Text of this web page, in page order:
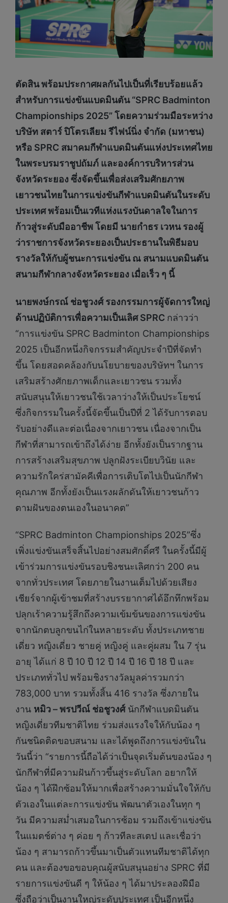
ตัดสิน พร้อมประกาศผลกันไปเป็นที่เรียบร้อยแล้ว
สำหรับการแข่งขันแบดมินตัน“SPRC Badminton
Championships 2025” โดยความร่วมมือระหว่าง
บริษัท สตาร์ ปิโตรเลียม รีไฟน์นิ่ง จำกัด (มหาชน)
หรือ SPRC สมาคมกีฬาแบดมินตันแห่งประเทศไทย
ในพระบรมราชูปถัมภ์ และองค์การบริหารส่วน
จังหวัดระยอง ซึ่งจัดขึ้นเพื่อส่งเสริมศักยภาพ
เยาวชนไทยในการแข่งขันกีฬาแบดมินตันในระดับ
ประเทศ พร้อมเป็นเวทีแห่งแรงบันดาลใจในการ
ก้าวสู่ระดับมืออาชีพ โดยมี นายกำธร เวหน รองผู้
ว่าราชการจังหวัดระยองเป็นประธานในพิธีมอบ
รางวัลให้กับผู้ชนะการแข่งขัน ณ สนามแบดมินตัน
สนามกีฬากลางจังหวัดระยอง เมื่อเร็ว ๆ นี้
นายพงษ์กรณ์ ช่อชูวงศ์ รองกรรมการผู้จัดการใหญ่
ด้านปฏิบัติการเพื่อความเป็นเลิศ SPRC กล่าวว่า
“การแข่งขัน SPRC Badminton Championships
2025 เป็นอีกหนึ่งกิจกรรมสำคัญประจำปีที่จัดทำ
ขึ้น โดยสอดคล้องกับนโยบายของบริษัทฯ ในการ
เสริมสร้างศักยภาพเด็กและเยาวชน รวมทั้ง
สนับสนุนให้เยาวชนใช้เวลาว่างให้เป็นประโยชน์
ซึ่งกิจกรรมในครั้งนี้จัดขึ้นเป็นปีที่ 2 ได้รับการตอบ
รับอย่างดีและต่อเนื่องจากเยาวชน เนื่องจากเป็น
กีฬาที่สามารถเข้าถึงได้ง่าย อีกทั้งยังเป็นรากฐาน
การสร้างเสริมสุขภาพ ปลูกฝังระเบียบวินัย และ
ความรักใคร่สามัคคีเพื่อการเติบโตไปเป็นนักกีฬา
คุณภาพ อีกทั้งยังเป็นแรงผลักดันให้เยาวชนก้าว
ตามฝันของตนเองในอนาคต”
“SPRC Badminton Championships 2025”ซึ่ง
เพิ่งแข่งขันเสร็จสิ้นไปอย่างสมศักดิ์ศรี ในครั้งนี้มีผู้
เข้าร่วมการแข่งขันรอบชิงชนะเลิศกว่า 200 คน
จากทั่วประเทศ โดยภายในงานเต็มไปด้วยเสียง
เชียร์จากผู้เข้าชมที่สร้างบรรยากาศได้อึกทึกพร้อม
ปลุกเร้าความรู้สึกถึงความเข้มข้นของการแข่งขัน
จากนักตบลูกขนไก่ในหลายระดับ ทั้งประเภทชาย
เดี่ยว หญิงเดี่ยว ชายคู่ หญิงคู่ และคู่ผสม ใน 7 รุ่น
อายุ ได้แก่ 8 ปี 10 ปี 12 ปี 14 ปี 16 ปี 18 ปี และ
ประเภททั่วไป พร้อมชิงรางวัลมูลค่ารวมกว่า
783,000 บาท รวมทั้งสิ้น 416 รางวัล ซึ่งภายใน
งาน หมิว– พรปวีณ์ ช่อชูวงศ์นักกีฬาแบดมินตัน
หญิงเดี่ยวทีมชาติไทย ร่วมส่งแรงใจให้กับน้อง ๆ
กันชนิดติดขอบสนาม และได้พูดถึงการแข่งขันใน
วันนี้ว่า “รายการนี้ถือได้ว่าเป็นจุดเริ่มต้นของน้อง ๆ
นักกีฬาที่มีความฝันก้าวขึ้นสู่ระดับโลก อยากให้
น้อง ๆ ได้ฝึกซ้อมให้มากเพื่อสร้างความมั่นใจให้กับ
ตัวเองในแต่ละการแข่งขัน พัฒนาตัวเองในทุก ๆ
วัน มีความสม่ำเสมอในการซ้อม รวมถึงเข้าแข่งขัน
ในแมตช์ต่าง ๆ ค่อย ๆ ก้าวทีละสเตป และเชื่อว่า
น้อง ๆ สามารถก้าวขึ้นมาเป็นตัวแทนทีมชาติได้ทุก
คน และต้องขอขอบคุณผู้สนับสนุนอย่าง SPRC ที่มี
รายการแข่งขันดี ๆ ให้น้อง ๆ ได้มาประลองฝีมือ
ซึ่งถือว่าเป็นงานใหญ่ระดับประเทศ เป็นอีกหนึ่ง